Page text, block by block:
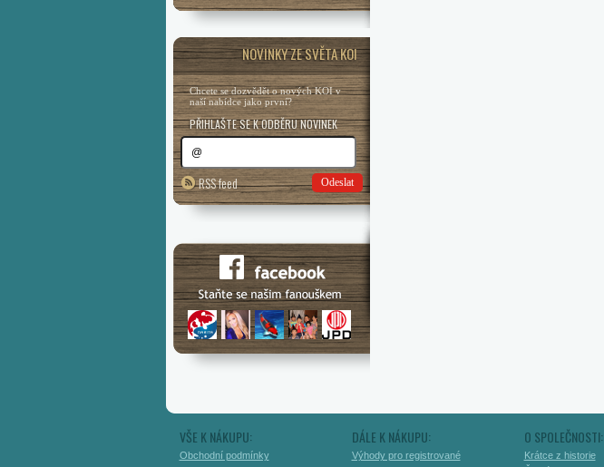
NOVINKY ZE SVĚTA KOI
Chcete se dozvědět o nových KOI v
naší nabídce jako první?
PŘIHLAŠTE SE K ODBĚRU NOVINEK
RSS feed Odeslat
VŠE K NÁKUPU:
Obchodní podmínky
DÁLE K NÁKUPU:
Výhody pro registrované
O SPOLEČNOSTI:
Krátce z historie